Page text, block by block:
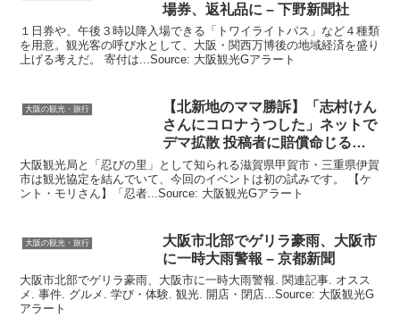
場券、返礼品に – 下野新聞社
１日券や、午後３時以降入場できる「トワイライトパス」など４種類
を用意。観光客の呼び水として、大阪・関西万博後の地域経済を盛り
上げる考えだ。 寄付は...Source: 大阪観光Gアラート
大阪の観光・旅行
【北新地のママ勝訴】「志村けん
さんにコロナうつした」ネットで
デマ拡散 投稿者に賠償命じる判
決
大阪観光局と「忍びの里」として知られる滋賀県甲賀市・三重県伊賀
市は観光協定を結んでいて、今回のイベントは初の試みです。 【ケ
ント・モリさん】「忍者...Source: 大阪観光Gアラート
大阪の観光・旅行 大阪市北部でゲリラ豪雨、 大阪市
に一時大雨警報 – 京都新聞
大阪市北部でゲリラ豪雨、大阪市に一時大雨警報. 関連記事. オスス
メ. 事件. グルメ. 学び・体験. 観光. 開店・閉店...Source: 大阪観光G
アラート